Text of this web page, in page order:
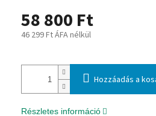
58 800 Ft
46 299 Ft ÁFA nélkül
Hozzáadás a
Részletes információ